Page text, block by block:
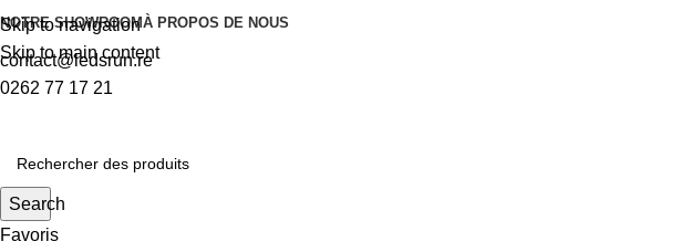
Skip to navigation
Skip to main content
NOTRE SHOWROOMÀ PROPOS DE NOUS
contact@ledsrun.re
0262 77 17 21
Search
Favoris